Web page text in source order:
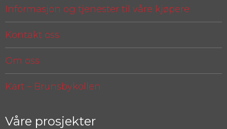
Informasjon og tjenester til våre kjøpere
Kontakt oss
Om oss
Kart – Brunsbykollen
Våre prosjekter